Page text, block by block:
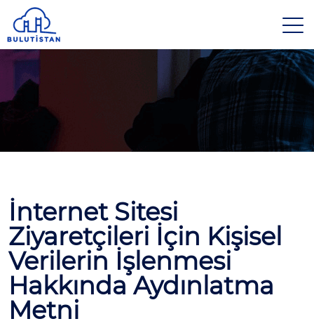
İnternet Sitesi
Ziyaretçileri İçin Kişisel
Verilerin İşlenmesi
Hakkında Aydınlatma
Metni